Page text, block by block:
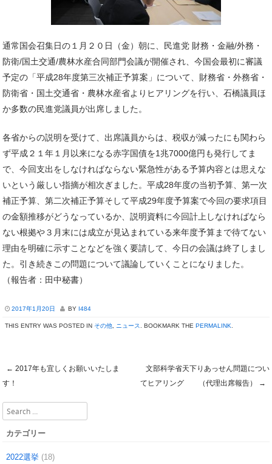
通常国会召集日の１月２０日（金）朝に、民進党 財務・金融/外務・
防衛/国土交通/農林水産合同部門会議が開催され、今国会最初に審議
予定の「平成28年度第三次補正予算案」について、財務省・外務省・
防衛省・国土交通省・農林水産省よりヒアリングを行い、石橋議員ほ
か多数の民進党議員が出席しました。
各省からの説明を受けて、出席議員からは、税収が減ったにも関わら
ず平成２１年１月以来になる赤字国債を1兆7000億円も発行してま
で、今回支出をしなければならない緊急性がある予算内容とは思えな
いという厳しい指摘が相次ぎました。平成28年度の当初予算、第一次
補正予算、第二次補正予算そして平成29年度予算案で今回の要求項目
の金額推移がどうなっているか、説明資料に今回計上しなければなら
ない根拠や３月末には成立が見込まれている来年度予算まで待てない
理由を明確に示すことなどを強く要請して、今日の会議は終了しまし
た。引き続きこの問題について議論していくことになりました。
（報告者：田中秘書）
2017年1月20日 BY I484
THIS ENTRY WAS POSTED IN その他 ニュース . BOOKMARK THE PERMALINK
Post navigation
← 2017年も宜しくお願いいたしま
す！
文部科学省天下りあっせん問題につい
てヒアリング （代理出席報告）
→
Search
カテゴリー
2022選挙 (18)